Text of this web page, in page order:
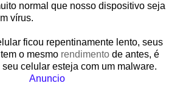
normal que nosso dispositivo seja
vírus.
ficou repentinamente lento, seus
o mesmo rendimento de antes, é
celular esteja com um malware.
Anuncio